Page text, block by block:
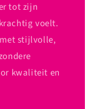
tot zijn
voelt.
stijlvolle,
kwaliteit en